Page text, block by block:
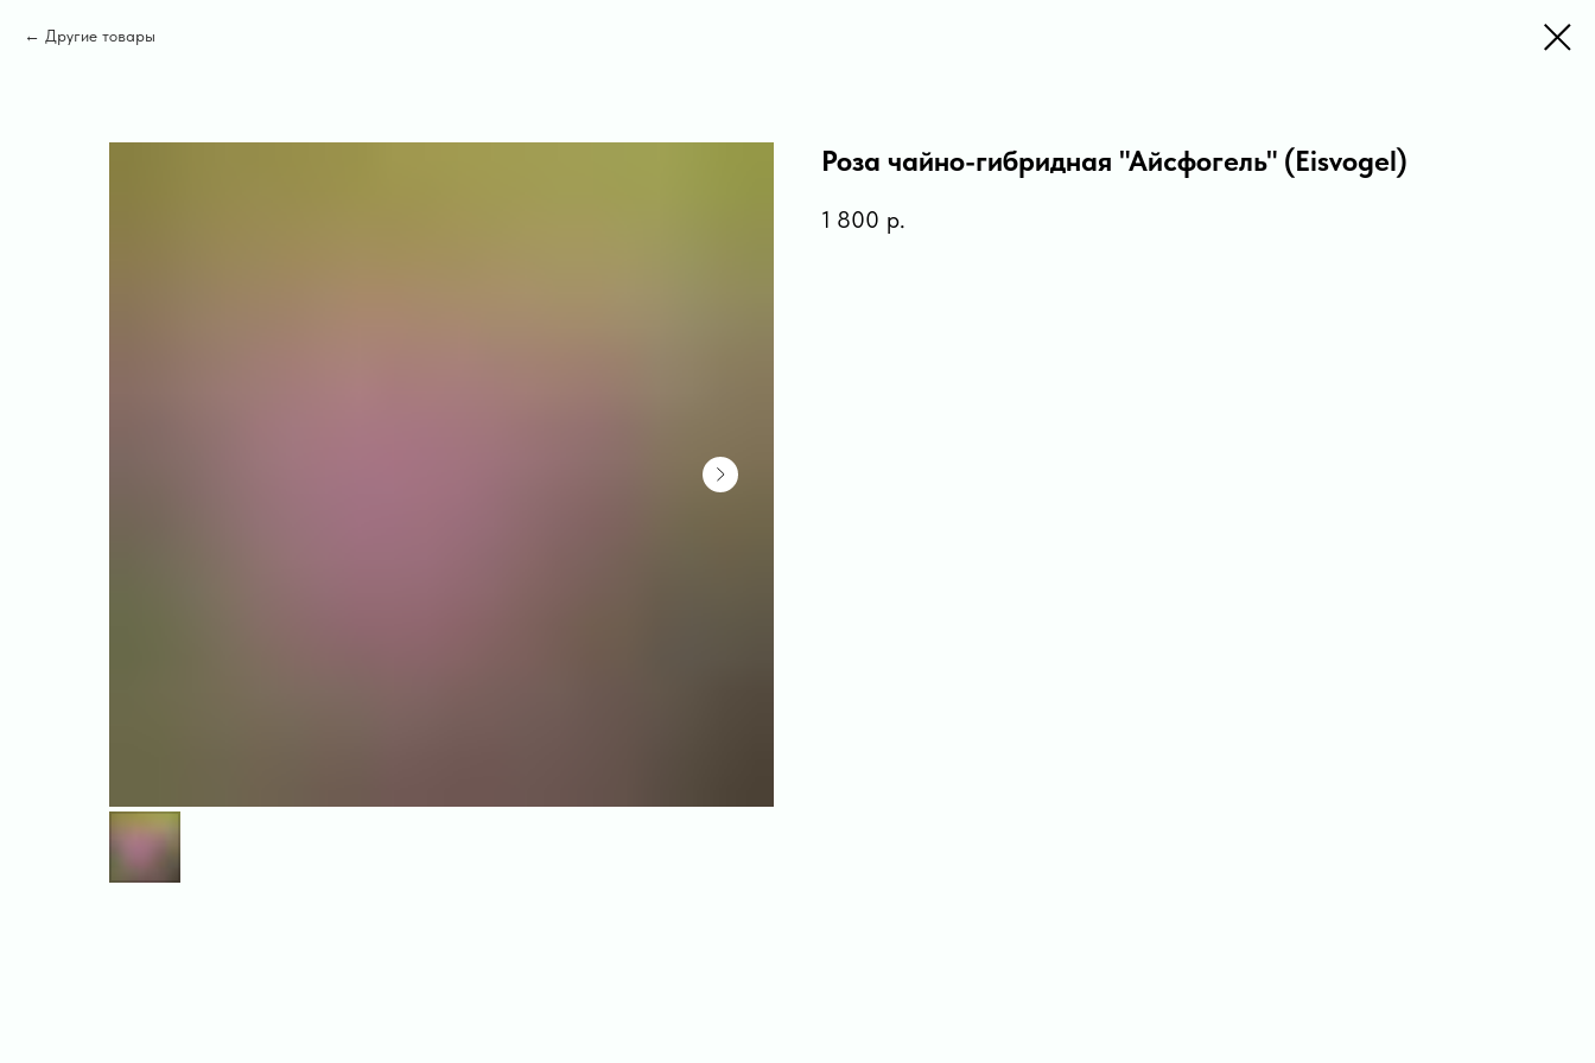
Другие товары
Роза чайно-гибридная "Айсфогель" (Eisvogel)
1 800 р.